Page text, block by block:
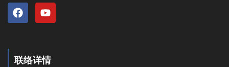
联络详情